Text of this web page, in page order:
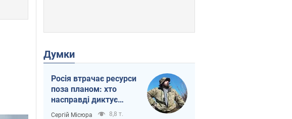
Думки
Росія втрачає ресурси
поза планом: хто
насправді диктує
темп війни
Сергій Місюра 8,8 т.